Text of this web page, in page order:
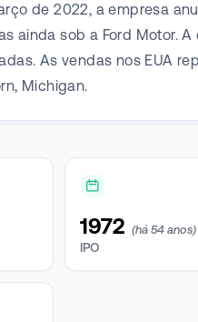
de 2022, a empresa
ainda sob a Ford Motor.
As vendas nos EUA
Michigan.
1972 (há 54 anos)
IPO